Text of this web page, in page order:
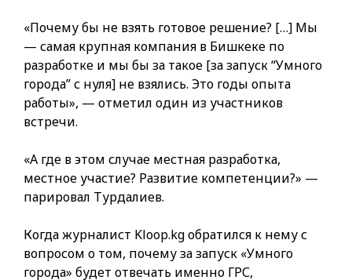
«Почему бы не взять готовое решение? […] Мы
— самая крупная компания в Бишкеке по
разработке и мы бы за такое [за запуск “Умного
города” с нуля] не взялись. Это годы опыта
работы», — отметил один из участников
встречи.
«А где в этом случае местная разработка,
местное участие? Развитие компетенции?» —
парировал Турдалиев.
Когда журналист Kloop.kg обратился к нему с
вопросом о том, почему за запуск «Умного
города» будет отвечать именно ГРС,